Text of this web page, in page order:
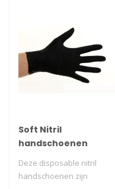
Soft Nitril
handschoenen
Deze disposable nitril
handschoenen zijn